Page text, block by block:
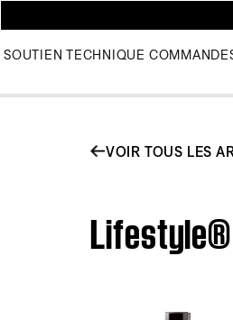
SOUTIEN TECHNIQUE
VOIR TOUS LES
Lifestyle®